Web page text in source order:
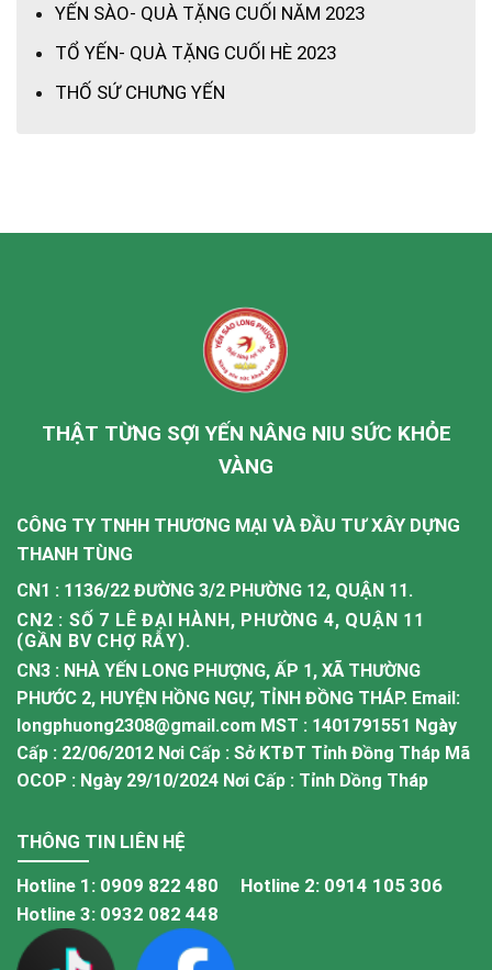
YẾN SÀO- QUÀ TẶNG CUỐI NĂM 2023
TỔ YẾN- QUÀ TẶNG CUỐI HÈ 2023
THỐ SỨ CHƯNG YẾN
THẬT TỪNG SỢI YẾN NÂNG NIU SỨC KHỎE
VÀNG
CÔNG TY TNHH THƯƠNG MẠI VÀ ĐẦU TƯ XÂY DỰNG
THANH TÙNG
CN1 : 1136/22 ĐƯỜNG 3/2 PHƯỜNG 12, QUẬN 11.
CN2 : SỐ 7 LÊ ĐẠI HÀNH, PHƯỜNG 4, QUẬN 11
(GẦN BV CHỢ RẪY).
CN3 : NHÀ YẾN LONG PHƯỢNG, ẤP 1, XÃ THƯỜNG
PHƯỚC 2, HUYỆN HỒNG NGỰ, TỈNH ĐỒNG THÁP. Email:
longphuong2308@gmail.com MST : 1401791551 Ngày
Cấp : 22/06/2012 Nơi Cấp : Sở KTĐT Tỉnh Đồng Tháp Mã
OCOP : Ngày 29/10/2024 Nơi Cấp : Tỉnh Dồng Tháp
THÔNG TIN LIÊN HỆ
Hotline 1: 0909 822 480 Hotline 2: 0914 105 306
Hotline 3: 0932 082 448